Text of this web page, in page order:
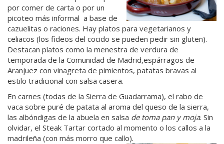
por comer de carta o por un
picoteo más informal a base de
cazuelitas o raciones. Hay platos para vegetarianos y
celiacos (los fideos del cocido se pueden pedir sin gluten).
Destacan platos como la menestra de verdura de
temporada de la Comunidad de Madrid,espárragos de
Aranjuez con vinagreta de pimientos, patatas bravas al
estilo tradicional con salsa casera.
En carnes (todas de la Sierra de Guadarrama), el rabo de
vaca sobre puré de patata al aroma del queso de la sierra,
las albóndigas de la abuela en salsa de toma pan y moja. Sin
olvidar, el Steak Tartar cortado al momento o los callos a la
madrileña (con más morro que callo).